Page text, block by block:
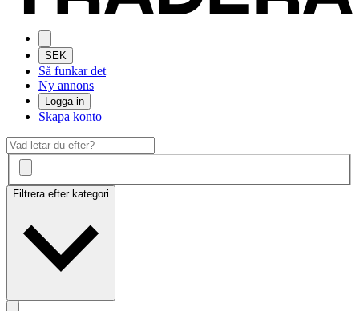
SEK
Så funkar det
Ny annons
Logga in
Skapa konto
Filtrera efter kategori